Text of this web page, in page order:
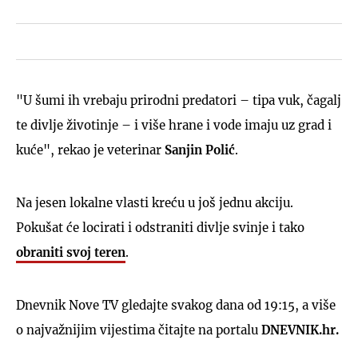
"U šumi ih vrebaju prirodni predatori – tipa vuk, čagalj
te divlje životinje – i više hrane i vode imaju uz grad i
kuće", rekao je veterinar Sanjin Polić.
Na jesen lokalne vlasti kreću u još jednu akciju.
Pokušat će locirati i odstraniti divlje svinje i tako
obraniti svoj teren.
Dnevnik Nove TV gledajte svakog dana od 19:15, a više
o najvažnijim vijestima čitajte na portalu DNEVNIK.hr.